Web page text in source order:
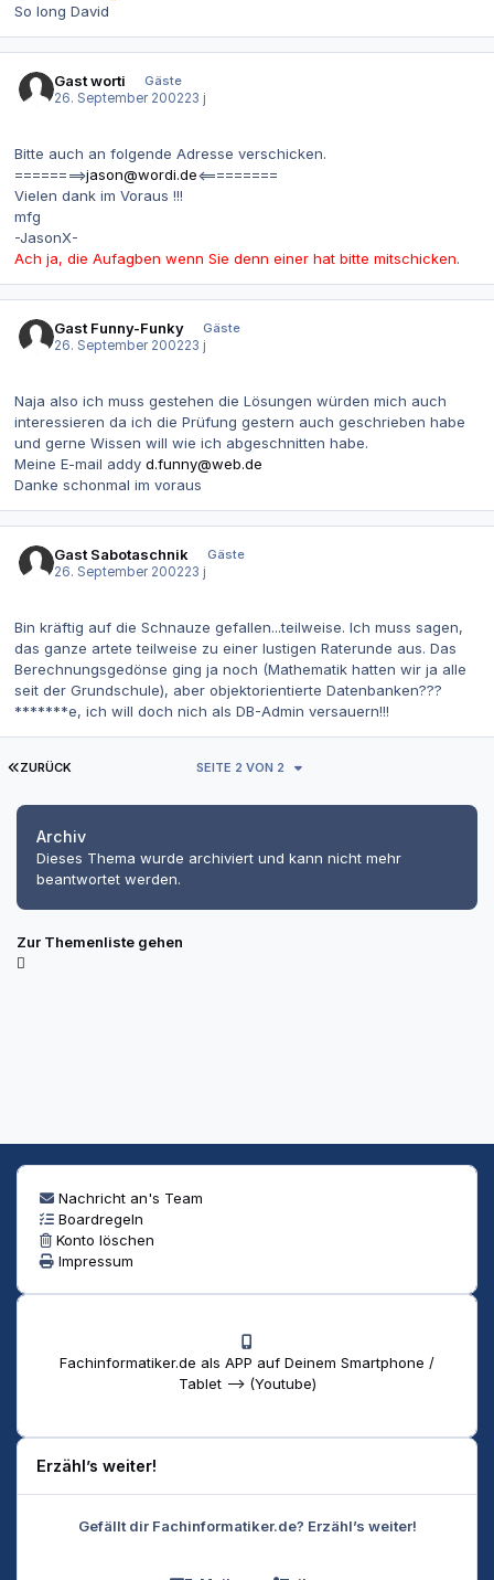
So long David
Gast worti
Gäste
26. September 200223 j
Bitte auch an folgende Adresse verschicken.
========>jason@wordi.de<=========
Vielen dank im Voraus !!!
mfg
-JasonX-
Ach ja, die Aufagben wenn Sie denn einer hat bitte mitschicken.
Gast Funny-Funky
Gäste
26. September 200223 j
Naja also ich muss gestehen die Lösungen würden mich auch
interessieren da ich die Prüfung gestern auch geschrieben habe
und gerne Wissen will wie ich abgeschnitten habe.
Meine E-mail addy d.funny@web.de
Danke schonmal im voraus
Gast Sabotaschnik
Gäste
26. September 200223 j
Bin kräftig auf die Schnauze gefallen...teilweise. Ich muss sagen,
das ganze artete teilweise zu einer lustigen Raterunde aus. Das
Berechnungsgedönse ging ja noch (Mathematik hatten wir ja alle
seit der Grundschule), aber objektorientierte Datenbanken???
*******e, ich will doch nich als DB-Admin versauern!!!
ERSTE SEITE
ZURÜCK SEITE 2 VON 2
Archiv
Dieses Thema wurde archiviert und kann nicht mehr
beantwortet werden.
Zur Themenliste gehen
Nachricht an's Team
Boardregeln
Konto löschen
Impressum
Fachinformatiker.de als APP auf Deinem Smartphone /
Tablet --> (Youtube)
Erzähl’s weiter!
Gefällt dir Fachinformatiker.de? Erzähl’s weiter!